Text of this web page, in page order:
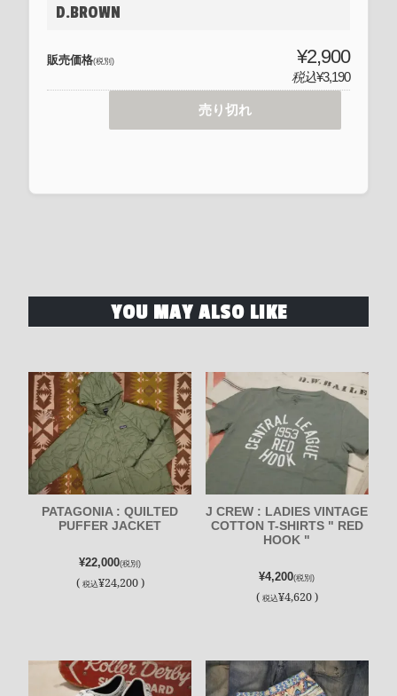
D.BROWN
販売価格(税別) ¥2,900
税込¥3,190
売り切れ
YOU MAY ALSO LIKE
PATAGONIA : QUILTED
PUFFER JACKET
¥22,000(税別)
( 税込¥24,200 )
J CREW : LADIES VINTAGE
COTTON T-SHIRTS " RED
HOOK "
¥4,200(税別)
( 税込¥4,620 )